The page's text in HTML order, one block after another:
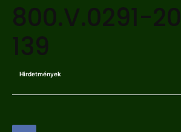
800.V.0291-
139
Hirdetmények